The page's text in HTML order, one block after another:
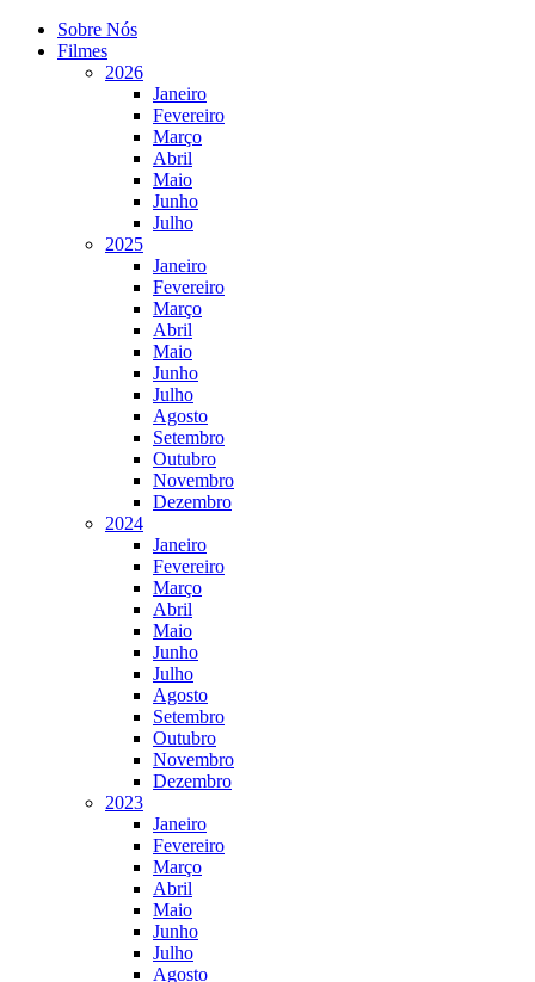
Sobre Nós
Filmes
2026
Janeiro
Fevereiro
Março
Abril
Maio
Junho
Julho
2025
Janeiro
Fevereiro
Março
Abril
Maio
Junho
Julho
Agosto
Setembro
Outubro
Novembro
Dezembro
2024
Janeiro
Fevereiro
Março
Abril
Maio
Junho
Julho
Agosto
Setembro
Outubro
Novembro
Dezembro
2023
Janeiro
Fevereiro
Março
Abril
Maio
Junho
Julho
Agosto